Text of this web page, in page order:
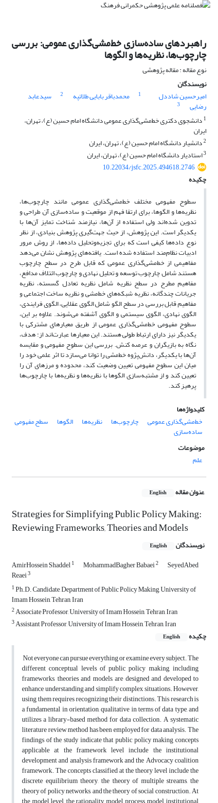
راهبردهای ساده‌سازی خط‌مشی‌گذاری عمومی: بررسی
چارچوب‌ها، نظریه‌ها و الگوها
نوع مقاله : مقاله پژوهشی
نویسندگان
امیرحسین شاددل
1 محمدباقر بابایی طلاتپه 2 سیدعابد
رضایی
3
1 دانشجوی دکتری خط‌مشی‌گذاری عمومی دانشگاه امام حسین (ع)، تهران،
ایران
2دانشیار دانشگاه امام حسین (ع)، تهران، ایران
3استادیار دانشگاه امام حسین (ع)، تهران، ایران
10.22034/jsfc.2025.494618.2746
چکیده
سطوح مفهومی مختلف خط‌مشی‌گذاری عمومی مانند چارچوب‌ها،
نظریه‌ها و الگوها، برای ارتقا فهم از موقعیت و ساده‌سازی آن طراحی و
تدوین شده‌اند ولی استفاده از آن‌ها، نیازمند شناخت تمایز آن‌ها با
یکدیگر است. این پژوهش، از حیث جهت‌گیری پژوهش بنیادی، از نظر
نوع داده‌ها کیفی است که برای تجزیه‌وتحلیل داده‌ها، از روش مرور
ادبیات نظام‌مند استفاده شده است. یافته‌های پژوهش نشان می‌دهد
مفاهیمی از خط‌مشی‌گذاری عمومی که قابل طرح در سطح چارچوب‌
هستند شامل چارچوب توسعه و تحلیل نهادی و چارچوب ائتلاف مدافع،
مفاهیم مطرح در سطح نظریه شامل نظریه تعادل گسسته، نظریه
جریانات چندگانه، نظریه شبکه‌های خط‌مشی و نظریه ساخت اجتماعی و
مفاهیم قابل بررسی در سطح الگو شامل الگوی عقلایی، الگوی فرایندی،
الگوی نهادی، الگوی سیستمی و الگوی آشفته می‌شوند. علاوه بر این،
سطوح مفهومی خط‌مشی‌گذاری عمومی از طریق معیارهای مشترکی با
یکدیگر نیز دارای ارتباط طولی هستند. این معیارها عبارت‌اند از: هدف،
نگاه به بازیگران و عرصه کنش. بررسی این سطوح مفهومی و مقایسه
آن‌ها با یکدیگر، دانش‌پژوه خط‌مشی را توانا می‌سازد تا اثر علمی خود را
میان این سطوح مفهومی تعیین وضعیت کند، محدوده و مرزهای آن را
تعیین کند و از مشتبه‌سازی الگوها با نظریه‌ها و نظریه‌ها با چارچوب‌ها
پرهیز کند.
کلیدواژه‌ها
خط‌مشی‌گذاری عمومی
چارچوب‌ها نظریه‌ها الگوها سطح مفهومی
ساده‌سازی
موضوعات
علم
عنوان مقاله English
Strategies for Simplifying Public Policy Making:
Reviewing Frameworks, Theories and Models
نویسندگان English
AmirHossein Shaddel1 MohammadBagher Babaei2 SeyedAbed
Reaei3
1Ph.D. Candidate, Department of Public Policy Making, University of
Imam Hossein, Tehran, Iran
2Associate Professor, University of Imam Hossein, Tehran, Iran
3Assistant Professor, University of Imam Hossein, Tehran, Iran
چکیده
English
Not everyone can pursue everything or examine every subject. The
different conceptual levels of public policy making, including
frameworks, theories and models, are designed and developed to
enhance understanding and simplify complex situations. However,
using them requires recognizing their distinctions. This research is
a fundamental in orientation, qualitative in terms of data type, and
utilizes a library-based method for data collection. A systematic
literature review method has been employed for data analysis. The
findings of the study indicate that public policy making concepts
applicable at the framework level include the institutional
development and analysis framework and the Advocacy coalition
framework. The concepts classified at the theory level include the
discrete equilibrium theory, the theory of multiple streams, the
theory of policy networks, and the theory of social construction. At